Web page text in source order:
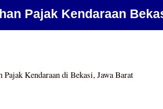
Pajak Kendaraan
Pajak Kendaraan di Bekasi, Jawa Barat